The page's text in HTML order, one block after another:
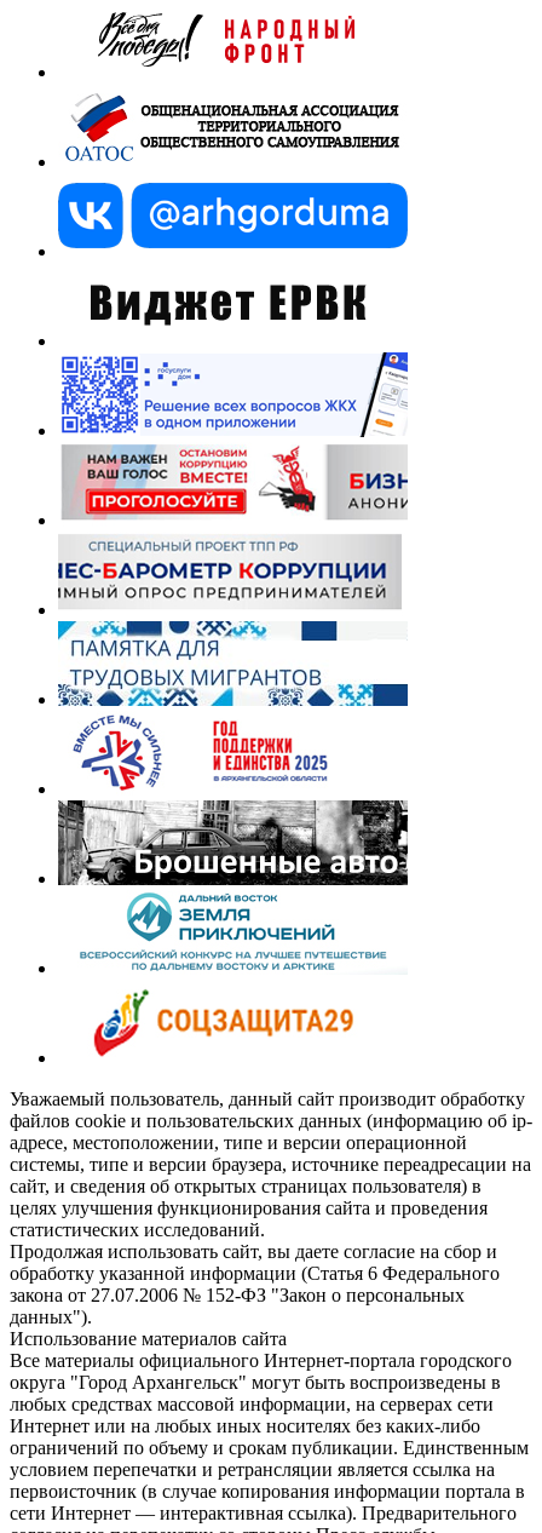
Уважаемый пользователь, данный сайт производит обработку
файлов cookie и пользовательских данных (информацию об ip-
адресе, местоположении, типе и версии операционной
системы, типе и версии браузера, источнике переадресации на
сайт, и сведения об открытых страницах пользователя) в
целях улучшения функционирования сайта и проведения
статистических исследований.
Продолжая использовать сайт, вы даете согласие на сбор и
обработку указанной информации (Статья 6 Федерального
закона от 27.07.2006 № 152-ФЗ "Закон о персональных
данных").
Использование материалов сайта
Все материалы официального Интернет-портала городского
округа "Город Архангельск" могут быть воспроизведены в
любых средствах массовой информации, на серверах сети
Интернет или на любых иных носителях без каких-либо
ограничений по объему и срокам публикации. Единственным
условием перепечатки и ретрансляции является ссылка на
первоисточник (в случае копирования информации портала в
сети Интернет — интерактивная ссылка). Предварительного